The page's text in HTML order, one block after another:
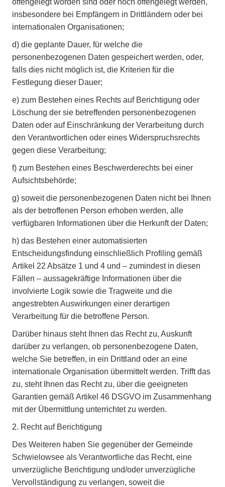
offengelegt worden sind oder noch offengelegt werden,
insbesondere bei Empfängern in Drittländern oder bei
internationalen Organisationen;
d) die geplante Dauer, für welche die
personenbezogenen Daten gespeichert werden, oder,
falls dies nicht möglich ist, die Kriterien für die
Festlegung dieser Dauer;
e) zum Bestehen eines Rechts auf Berichtigung oder
Löschung der sie betreffenden personenbezogenen
Daten oder auf Einschränkung der Verarbeitung durch
den Verantwortlichen oder eines Widerspruchsrechts
gegen diese Verarbeitung;
f) zum Bestehen eines Beschwerderechts bei einer
Aufsichtsbehörde;
g) soweit die personenbezogenen Daten nicht bei Ihnen
als der betroffenen Person erhoben werden, alle
verfügbaren Informationen über die Herkunft der Daten;
h) das Bestehen einer automatisierten
Entscheidungsfindung einschließlich Profiling gemäß
Artikel 22 Absätze 1 und 4 und – zumindest in diesen
Fällen – aussagekräftige Informationen über die
involvierte Logik sowie die Tragweite und die
angestrebten Auswirkungen einer derartigen
Verarbeitung für die betroffene Person.
Darüber hinaus steht Ihnen das Recht zu, Auskunft
darüber zu verlangen, ob personenbezogene Daten,
welche Sie betreffen, in ein Drittland oder an eine
internationale Organisation übermittelt werden. Trifft das
zu, steht Ihnen das Recht zu, über die geeigneten
Garantien gemäß Artikel 46 DSGVO im Zusammenhang
mit der Übermittlung unterrichtet zu werden.
2. Recht auf Berichtigung
Des Weiteren haben Sie gegenüber der Gemeinde
Schwielowsee als Verantwortliche das Recht, eine
unverzügliche Berichtigung und/oder unverzügliche
Vervollständigung zu verlangen, soweit die